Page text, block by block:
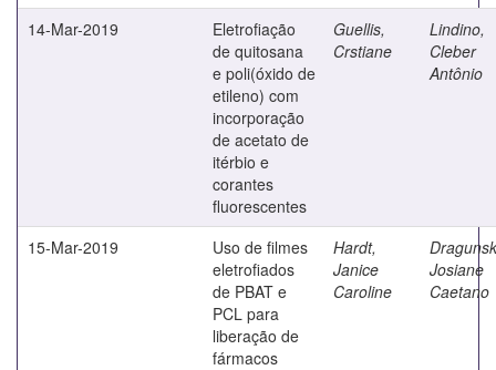
14-Mar-2019
Eletrofiação
de quitosana
e poli(óxido de
etileno) com
incorporação
de acetato de
itérbio e
corantes
fluorescentes
Guellis,
Crstiane
Lindino,
Cleber
Antônio
15-Mar-2019
Uso de filmes
eletrofiados
de PBAT e
PCL para
liberação de
fármacos
Hardt,
Janice
Caroline
Josiane
Caetano